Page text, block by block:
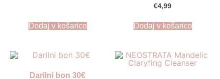
Dodaj v košarico
€4,99
Dodaj v košarico
Darilni bon 30€